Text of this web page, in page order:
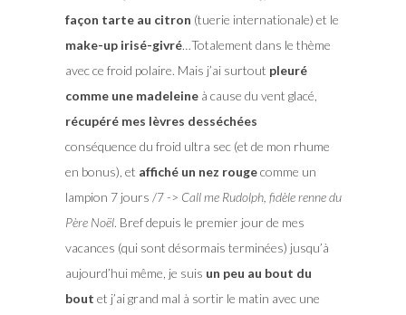
façon tarte au citron (tuerie internationale) et le
make-up irisé-givré…Totalement dans le thème
avec ce froid polaire. Mais j’ai surtout pleuré
comme une madeleineà cause du vent glacé,
récupéré mes lèvres desséchées
conséquence du froid ultra sec (et de mon rhume
en bonus), et affiché un nez rougecomme un
lampion 7 jours /7 -> Call me Rudolph, fidèle renne du
Père Noël. Bref depuis le premier jour de mes
vacances (qui sont désormais terminées) jusqu’à
aujourd’hui même, je suis un peu au bout du
bout et j’ai grand mal à sortir le matin avec une